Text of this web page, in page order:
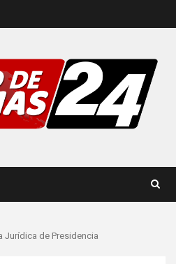
Jurídica de Presidencia